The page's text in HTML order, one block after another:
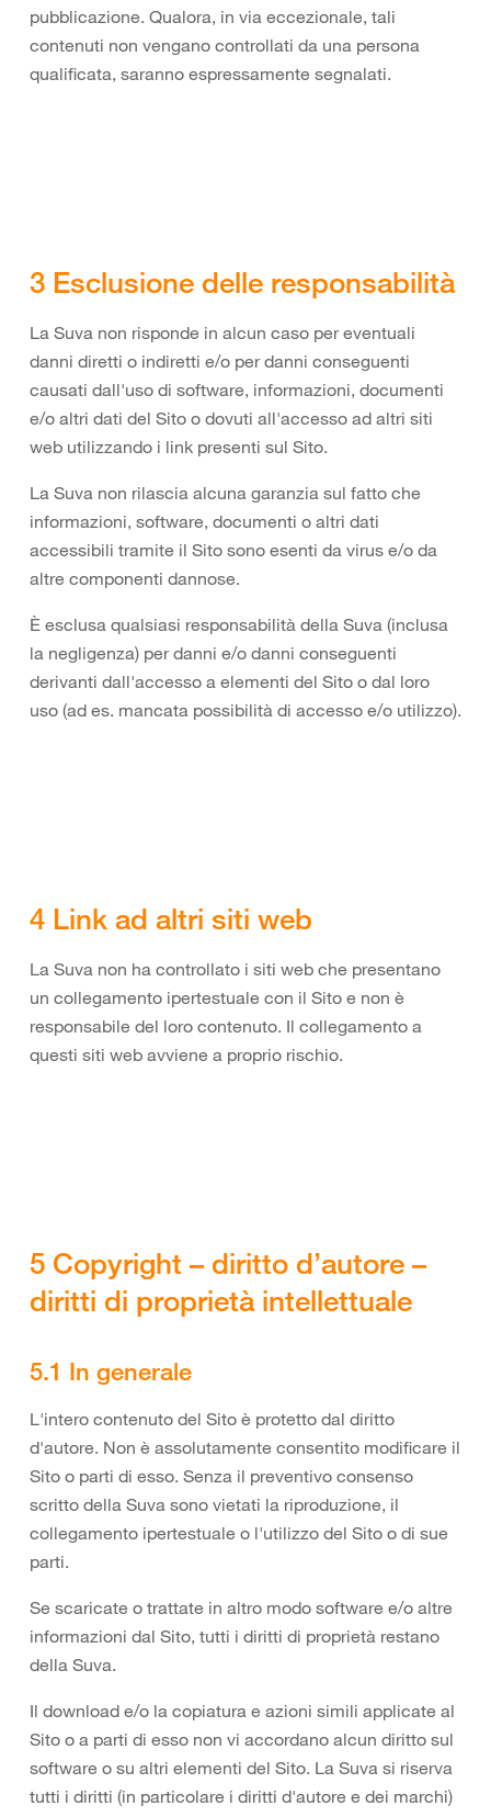
pubblicazione. Qualora, in via eccezionale, tali
contenuti non vengano controllati da una persona
qualificata, saranno espressamente segnalati.
3 Esclusione delle responsabilità
La Suva non risponde in alcun caso per eventuali
danni diretti o indiretti e/o per danni conseguenti
causati dall'uso di software, informazioni, documenti
e/o altri dati del Sito o dovuti all'accesso ad altri siti
web utilizzando i link presenti sul Sito.
La Suva non rilascia alcuna garanzia sul fatto che
informazioni, software, documenti o altri dati
accessibili tramite il Sito sono esenti da virus e/o da
altre componenti dannose.
È esclusa qualsiasi responsabilità della Suva (inclusa
la negligenza) per danni e/o danni conseguenti
derivanti dall'accesso a elementi del Sito o dal loro
uso (ad es. mancata possibilità di accesso e/o utilizzo).
4 Link ad altri siti web
La Suva non ha controllato i siti web che presentano
un collegamento ipertestuale con il Sito e non è
responsabile del loro contenuto. Il collegamento a
questi siti web avviene a proprio rischio.
5 Copyright – diritto d’autore –
diritti di proprietà intellettuale
5.1 In generale
L'intero contenuto del Sito è protetto dal diritto
d'autore. Non è assolutamente consentito modificare il
Sito o parti di esso. Senza il preventivo consenso
scritto della Suva sono vietati la riproduzione, il
collegamento ipertestuale o l'utilizzo del Sito o di sue
parti.
Se scaricate o trattate in altro modo software e/o altre
informazioni dal Sito, tutti i diritti di proprietà restano
della Suva.
Il download e/o la copiatura e azioni simili applicate al
Sito o a parti di esso non vi accordano alcun diritto sul
software o su altri elementi del Sito. La Suva si riserva
tutti i diritti (in particolare i diritti d'autore e dei marchi)